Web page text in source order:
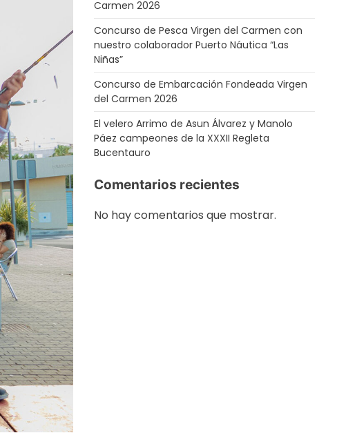
Carmen 2026
Concurso de Pesca Virgen del Carmen con
nuestro colaborador Puerto Náutica “Las
Niñas”
Concurso de Embarcación Fondeada Virgen
del Carmen 2026
El velero Arrimo de Asun Álvarez y Manolo
Páez campeones de la XXXII Regleta
Bucentauro
Comentarios recientes
No hay comentarios que mostrar.